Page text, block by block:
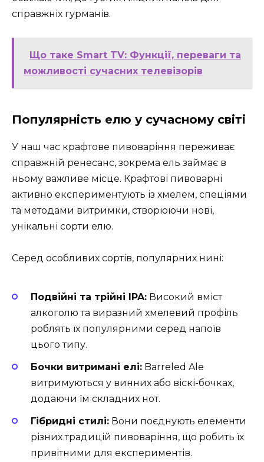
справжніх гурманів.
Що таке Smart TV: Функції, переваги та
можливості сучасних телевізорів
Популярність елю у сучасному світі
У наш час крафтове пивоваріння переживає
справжній ренесанс, зокрема ель займає в
ньому важливе місце. Крафтові пивоварні
активно експериментують із хмелем, спеціями
та методами витримки, створюючи нові,
унікальні сорти елю.
Серед особливих сортів, популярних нині:
Подвійні та трійні IPA: Високий вміст
алкоголю та виразний хмелевий профіль
роблять їх популярними серед напоїв
цього типу.
Бочки витримані елі: Barreled Ale
витримуються у винних або віскі-бочках,
додаючи їм складних нот.
Гібридні стилі: Вони поєднують елементи
різних традицій пивоваріння, що робить їх
привітними для експериментів.